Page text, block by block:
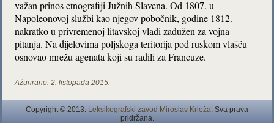
važan prinos etnografiji Južnih Slavena. Od 1807. u
Napoleonovoj službi kao njegov pobočnik, godine 1812.
nakratko u privremenoj litavskoj vladi zadužen za vojna
pitanja. Na dijelovima poljskoga teritorija pod ruskom vlašću
osnovao mrežu agenata koji su radili za Francuze.
Ažurirano: 2. listopada 2015.
Copyright © 2013. Leksikografski zavod Miroslav Krleža. Sva prava
pridržana.